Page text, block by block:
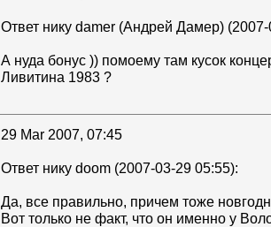
Ответ нику damer (Андрей Дамер)
А нуда бонус )) помоему там кусок
Ливитина 1983 ?
29 Mar 2007, 07:45
Ответ нику doom (2007-03-29 05:55):
Да, все правильно, причем тоже
Вот только не факт, что он именно у